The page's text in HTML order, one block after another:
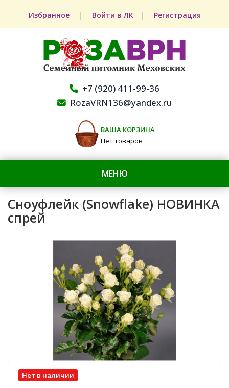
Избранное | Войти в ЛК | Регистрация
+7 (920) 411-99-36
RozaVRN136@yandex.ru
ВАША КОРЗИНА
Нет товаров
МЕНЮ
Сноуфлейк (Snowflake) НОВИНКА
спрей
Нет в наличии